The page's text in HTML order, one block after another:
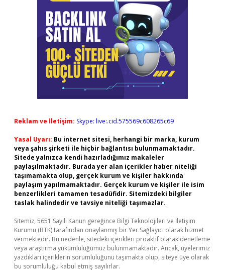
Reklam ve İletişim: Skype: live:.cid.575569c608265c69
Yasal Uyarı: Bu internet sitesi, herhangi bir marka, kurum
veya şahıs şirketi ile hiçbir bağlantısı bulunmamaktadır.
Sitede yalnızca kendi hazırladığımız makaleler
paylaşılmaktadır. Burada yer alan içerikler haber niteliği
taşımamakta olup, gerçek kurum ve kişiler hakkında
paylaşım yapılmamaktadır. Gerçek kurum ve kişiler ile isim
benzerlikleri tamamen tesadüfidir. Sitemizdeki bilgiler
taslak halindedir ve tavsiye niteliği taşımazlar.
Sitemiz, 5651 Sayılı Kanun gereğince Bilgi Teknolojileri ve İletişim
Kurumu (BTK) tarafından onaylanmış bir Yer Sağlayıcı olarak hizmet
vermektedir. Bu nedenle, sitedeki içerikleri proaktif olarak denetleme
veya araştırma yükümlülüğümüz bulunmamaktadır. Ancak, üyelerimiz
yazdıkları içeriklerin sorumluluğunu taşımakta olup, siteye üye olarak
bu sorumluluğu kabul etmiş sayılırlar.